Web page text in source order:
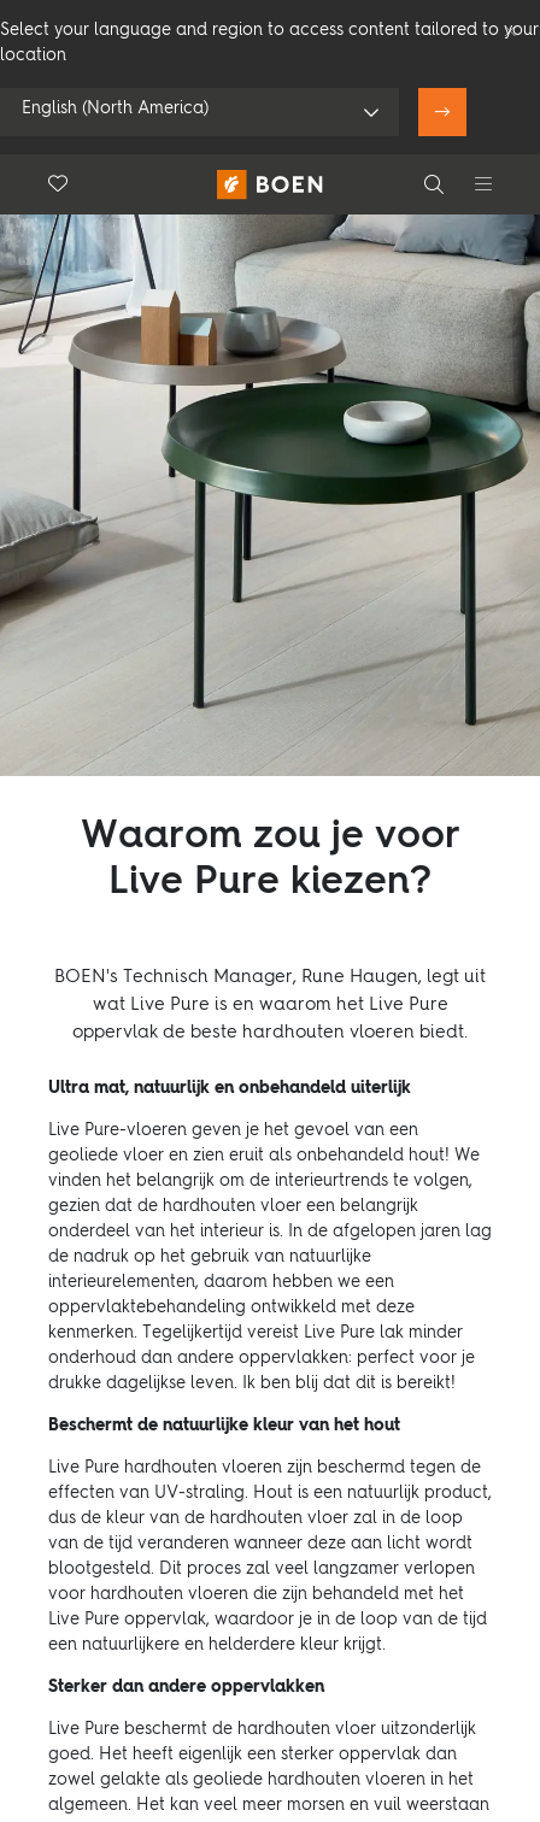
Select your language and region to access content tailored to your
location
English (North America)
Mijn locatie gebruiken
Bekijk alle dealers
Search
Search
Floor.Wishlist
Consument Professioneel
Inspiratie
Duurzaamheid
Technisch
FacebookInstagramPinterest Youtube
Waarom zou je voor
Live Pure kiezen?
BOEN's Technisch Manager, Rune Haugen, legt uit
wat Live Pure is en waarom het Live Pure
oppervlak de beste hardhouten vloeren biedt.
Ultra mat, natuurlijk en onbehandeld uiterlijk
Live Pure-vloeren geven je het gevoel van een
geoliede vloer en zien eruit als onbehandeld hout! We
vinden het belangrijk om de interieurtrends te volgen,
gezien dat de hardhouten vloer een belangrijk
onderdeel van het interieur is. In de afgelopen jaren lag
de nadruk op het gebruik van natuurlijke
interieurelementen, daarom hebben we een
oppervlaktebehandeling ontwikkeld met deze
kenmerken. Tegelijkertijd vereist Live Pure lak minder
onderhoud dan andere oppervlakken: perfect voor je
drukke dagelijkse leven. Ik ben blij dat dit is bereikt!
Beschermt de natuurlijke kleur van het hout
Live Pure hardhouten vloeren zijn beschermd tegen de
effecten van UV-straling. Hout is een natuurlijk product,
dus de kleur van de hardhouten vloer zal in de loop
van de tijd veranderen wanneer deze aan licht wordt
blootgesteld. Dit proces zal veel langzamer verlopen
voor hardhouten vloeren die zijn behandeld met het
Live Pure oppervlak, waardoor je in de loop van de tijd
een natuurlijkere en helderdere kleur krijgt.
Sterker dan andere oppervlakken
Live Pure beschermt de hardhouten vloer uitzonderlijk
goed. Het heeft eigenlijk een sterker oppervlak dan
zowel gelakte als geoliede hardhouten vloeren in het
algemeen. Het kan veel meer morsen en vuil weerstaan